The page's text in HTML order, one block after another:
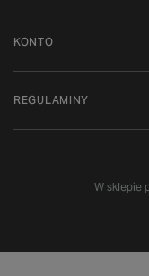
KONTO
REGULAMINY
W sklepie